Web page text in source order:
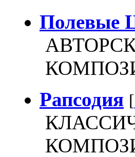
Полевые
Рапсодия [